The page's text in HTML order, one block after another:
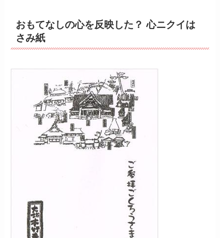
おもてなしの心を反映した？ 心ニクイは
さみ紙